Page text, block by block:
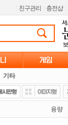
친구관리 충전샵
기타
용량